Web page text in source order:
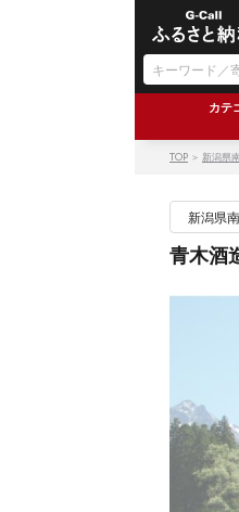
カテ
TOP ＞ 新潟県
新潟県
青木酒